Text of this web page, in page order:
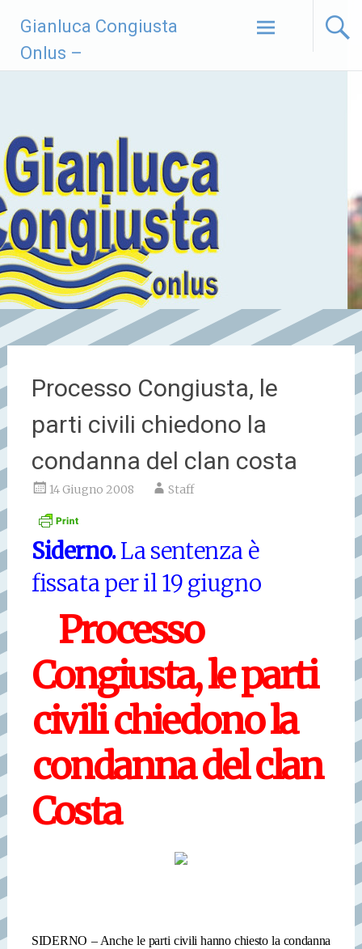
contenuto
Gianluca Congiusta
Onlus –
Processo Congiusta, le
parti civili chiedono la
condanna del clan costa
14 Giugno 2008 Staff
Siderno.La sentenza è
fissata per il 19 giugno
Processo
Congiusta, le parti
civili chiedono la
condanna del clan
Costa
SIDERNO – Anche le parti civili hanno chiesto la con­danna